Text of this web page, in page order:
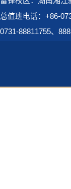
总值班电话：+86-
0731-88811755、